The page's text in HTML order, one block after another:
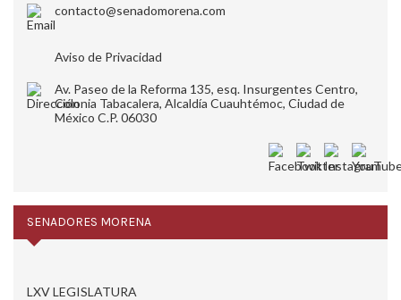
contacto@senadomorena.com
Aviso de Privacidad
Av. Paseo de la Reforma 135, esq. Insurgentes Centro,
Colonia Tabacalera, Alcaldía Cuauhtémoc, Ciudad de
México C.P. 06030
SENADORES MORENA
LXV LEGISLATURA